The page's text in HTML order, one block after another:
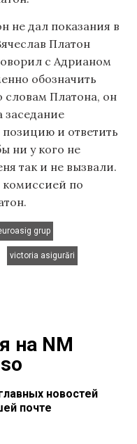
не дал показания в
Платон
с Адрианом
обозначить
Платона, он
и ответить
ни у кого не
так и не вызвали.
комиссией по
grup
victoria asigurări
на NM
новостей
почте